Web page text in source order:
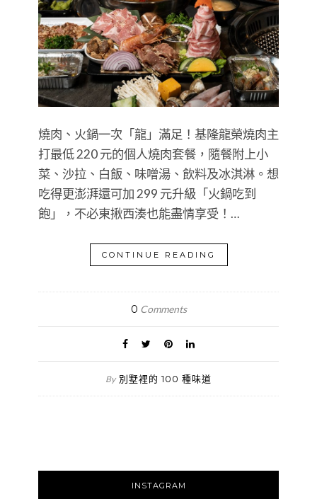
燒肉、火鍋一次「龍」滿足！基隆龍榮燒肉主
打最低 220 元的個人燒肉套餐，隨餐附上小
菜、沙拉、白飯、味噌湯、飲料及冰淇淋。想
吃得更澎湃還可加 299 元升級「火鍋吃到
飽」，不必東揪西湊也能盡情享受！…
CONTINUE READING
0 Comments
By 別墅裡的 100 種味道
INSTAGRAM